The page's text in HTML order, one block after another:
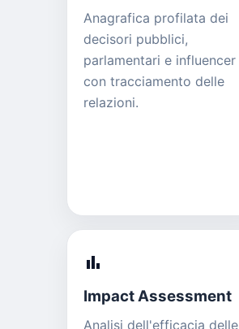
Anagrafica profilata dei
decisori pubblici,
parlamentari e influencer
con tracciamento delle
relazioni.
bar_chart
Impact Assessment
Analisi dell'efficacia delle